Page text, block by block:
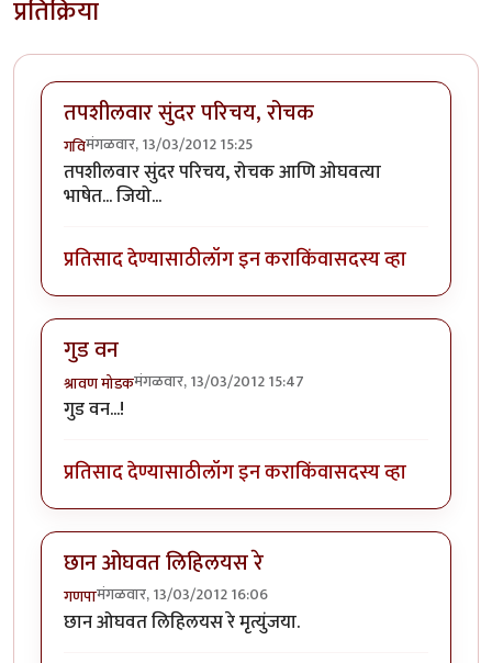
प्रतिक्रिया
तपशीलवार सुंदर परिचय, रोचक
गविमंगळवार, 13/03/2012 15:25
तपशीलवार सुंदर परिचय, रोचक आणि ओघवत्या
भाषेत... जियो...
प्रतिसाद देण्यासाठीलॉग इन कराकिंवासदस्य व्हा
गुड वन
श्रावण मोडकमंगळवार, 13/03/2012 15:47
गुड वन...!
प्रतिसाद देण्यासाठीलॉग इन कराकिंवासदस्य व्हा
छान ओघवत लिहिलयस रे
गणपामंगळवार, 13/03/2012 16:06
छान ओघवत लिहिलयस रे मृत्युंजया.